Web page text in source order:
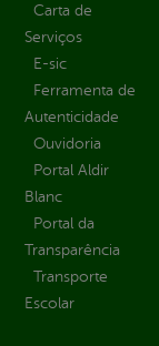
Carta de
Serviços
E-sic
Ferramenta de
Autenticidade
Ouvidoria
Portal Aldir
Blanc
Portal da
Transparência
Transporte
Escolar